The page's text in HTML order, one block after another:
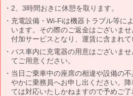
2、3時間おきに休憩を取ります。
充電設備・Wi-Fiは機器トラブル等に
います。その際のご返金はございま
付加サービスとなり、運賃に含まれて
バス車内に充電器の用意はございま
てご用意ください。
当日ご乗車中の座席の相違や設備の
やかに乗務員へお申し出ください。
ては対応いたしかねますので予めご了